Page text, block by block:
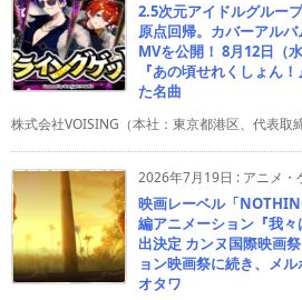
2.5次元アイドルグルー
原点回帰。カバーアルバ
MVを公開！ 8月12日（
『あの頃せれくしょん
た名曲
株式会社VOISING（本社：東京都港区、代表取
2026年7月19日 : アニメ・
映画レーベル「
編アニメーション『我
出決定 カンヌ国際映画
ョン映画祭に続き、メル
オタワ